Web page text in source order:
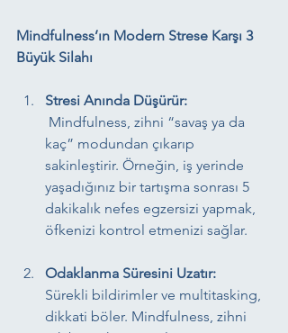
Mindfulness’ın Modern Strese Karşı 3
Büyük Silahı
Stresi Anında Düşürür:
kaç” modundan çıkarıp
sakinleştirir. Örneğin, iş yerinde
yaşadığınız bir tartışma sonrası 5
dakikalık nefes egzersizi yapmak,
öfkenizi kontrol etmenizi sağlar.
Odaklanma Süresini Uzatır:
Sürekli bildirimler ve multitasking,
dikkati böler. Mindfulness, zihni